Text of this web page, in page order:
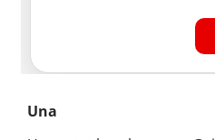
Una